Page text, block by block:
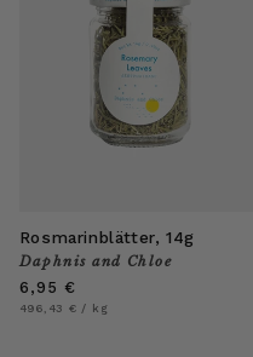
Rosmarinblätter, 14g
Anbieter:
Daphnis and Chloe
Normaler
Preis
6,95 €
Grundpreis
496,43 € / pro
kg